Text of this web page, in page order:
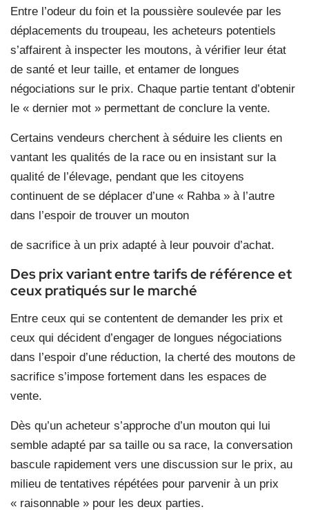
Entre l’odeur du foin et la poussière soulevée par les
déplacements du troupeau, les acheteurs potentiels
s’affairent à inspecter les moutons, à vérifier leur état
de santé et leur taille, et entamer de longues
négociations sur le prix. Chaque partie tentant d’obtenir
le « dernier mot » permettant de conclure la vente.
Certains vendeurs cherchent à séduire les clients en
vantant les qualités de la race ou en insistant sur la
qualité de l’élevage, pendant que les citoyens
continuent de se déplacer d’une « Rahba » à l’autre
dans l’espoir de trouver un mouton
de sacrifice à un prix adapté à leur pouvoir d’achat.
Des prix variant entre tarifs de référence et
ceux pratiqués sur le marché
Entre ceux qui se contentent de demander les prix et
ceux qui décident d’engager de longues négociations
dans l’espoir d’une réduction, la cherté des moutons de
sacrifice s’impose fortement dans les espaces de
vente.
Dès qu’un acheteur s’approche d’un mouton qui lui
semble adapté par sa taille ou sa race, la conversation
bascule rapidement vers une discussion sur le prix, au
milieu de tentatives répétées pour parvenir à un prix
« raisonnable » pour les deux parties.